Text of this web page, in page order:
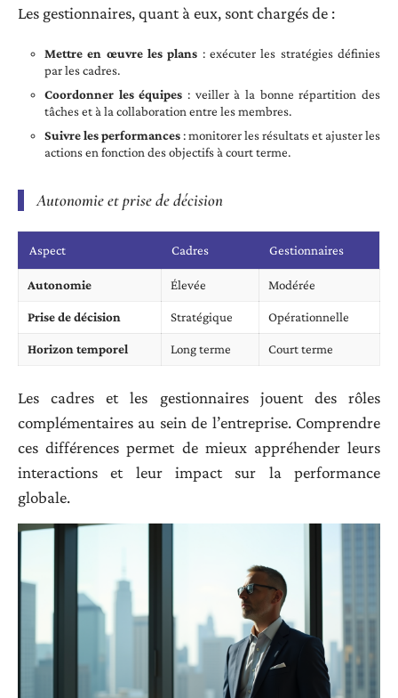
Les gestionnaires, quant à eux, sont chargés de :
Mettre en œuvre les plans : exécuter les stratégies définies
par les cadres.
Coordonner les équipes : veiller à la bonne répartition des
tâches et à la collaboration entre les membres.
Suivre les performances: monitorer les résultats et ajuster les
actions en fonction des objectifs à court terme.
Autonomie et prise de décision
Aspect Cadres Gestionnaires
Autonomie Élevée Modérée
Prise de décision Stratégique Opérationnelle
Horizon temporel Long terme Court terme
Les cadres et les gestionnaires jouent des rôles
complémentaires au sein de l’entreprise. Comprendre
ces différences permet de mieux appréhender leurs
interactions et leur impact sur la performance
globale.